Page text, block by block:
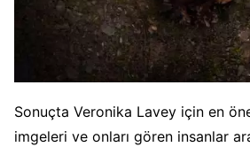
Sonuçta Veronika Lavey için en
imgeleri ve onları gören insanlar